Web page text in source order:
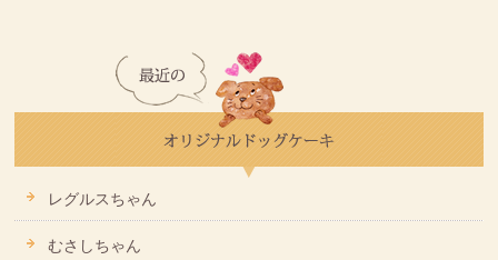
レグルスちゃん
むさしちゃん